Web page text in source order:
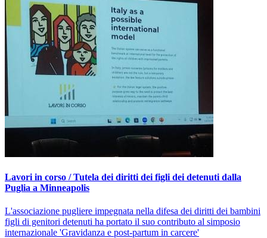
Lavori in corso / Tutela dei diritti dei figli dei detenuti dalla
Puglia a Minneapolis
L'associazione pugliere impegnata nella difesa dei diritti dei bambini
figli di genitori detenuti ha portato il suo contributo al simposio
internazionale 'Gravidanza e post-partum in carcere'